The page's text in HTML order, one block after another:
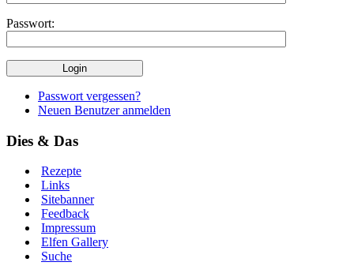
Passwort:
Passwort vergessen?
Neuen Benutzer anmelden
Dies & Das
Rezepte
Links
Sitebanner
Feedback
Impressum
Elfen Gallery
Suche